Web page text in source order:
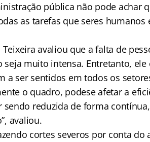
pública não pode achar
as tarefas que seres humanos
avaliou que a falta de
muito intensa. Entretanto,
a ser sentidos em todos os
o quadro, podese afetar a
sendo reduzida de forma
avaliou.
cortes severos por conta do